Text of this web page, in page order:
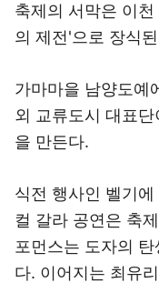
축제의 서막은 이
의 제전'으로 장식
가마마을 남양도예
외 교류도시 대표
을 만든다.
식전 행사인 벨기
컬 갈라 공연은 축
포먼스는 도자의
다. 이어지는 최유